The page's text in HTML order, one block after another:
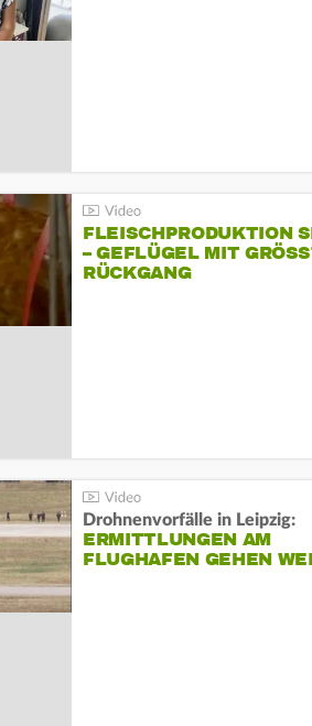
FLEISCHPRODUKTION
– GEFLÜGEL MIT
ÜCKGANG
Drohnenvorfälle in Leipzig:
ERMITTLUNGEN AM
FLUGHAFEN GEHEN